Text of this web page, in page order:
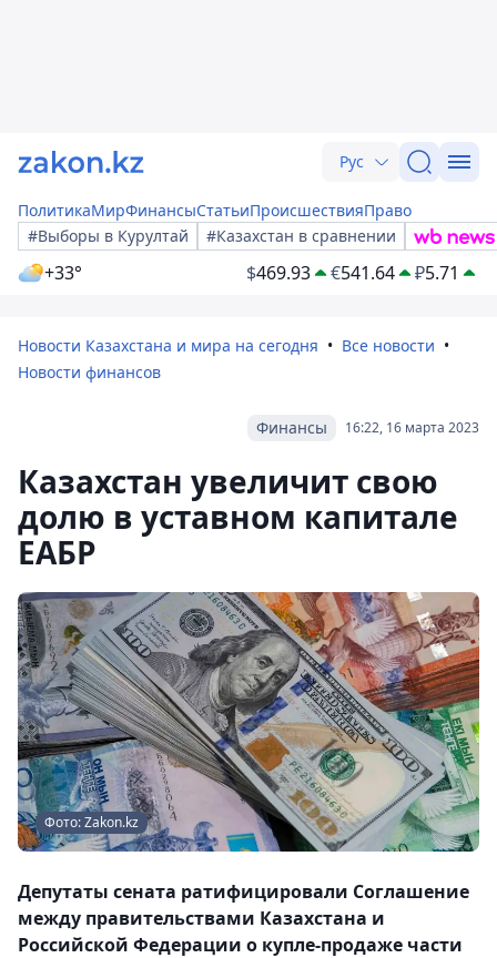
Рус
ПолитикаМирФинансыСтатьиПроисшествияПраво
#Выборы в Курултай
#Казахстан в сравнении
+33° $469.93 €541.64 ₽5.71
Новости Казахстана и мира на сегодня
Все новости
Новости финансов
16:22, 16 марта 2023
Финансы
Казахстан увеличит свою
долю в уставном капитале
ЕАБР
Фото: Zakon.kz
Депутаты сената ратифицировали Соглашение
между правительствами Казахстана и
Российской Федерации о купле-продаже части